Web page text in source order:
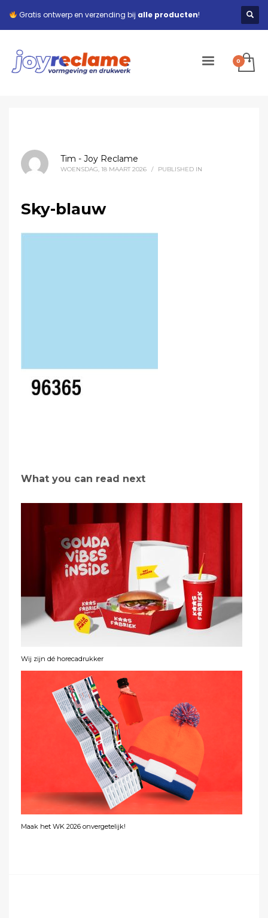
Gratis ontwerp en verzending bij alle producten!
Tim - Joy Reclame
WOENSDAG, 18 MAART 2026 / PUBLISHED IN
Sky-blauw
What you can read next
Wij zijn dé horecadrukker
Maak het WK 2026 onvergetelijk!